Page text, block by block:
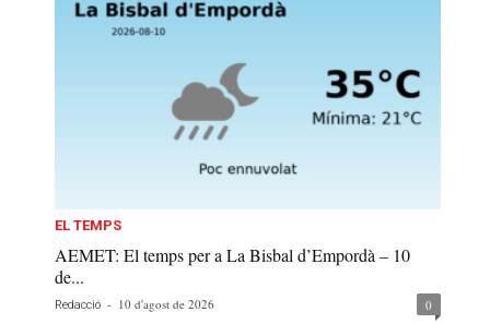
EL TEMPS
AEMET: El temps per a La Bisbal d’Empordà – 10
de...
Redacció - 10 d'agost de 2026 0